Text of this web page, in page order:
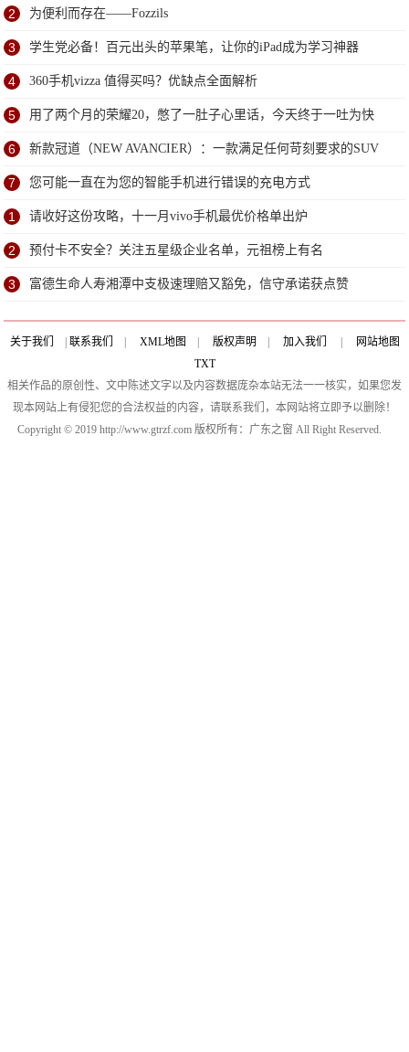
2 为便利而存在——Fozzils
3 学生党必备！百元出头的苹果笔，让你的iPad成为学习神器
4 360手机vizza 值得买吗？优缺点全面解析
5 用了两个月的荣耀20，憋了一肚子心里话，今天终于一吐为快
6 新款冠道（NEW AVANCIER）：一款满足任何苛刻要求的SUV
7 您可能一直在为您的智能手机进行错误的充电方式
1 请收好这份攻略，十一月vivo手机最优价格单出炉
2 预付卡不安全？关注五星级企业名单，元祖榜上有名
3 富德生命人寿湘潭中支极速理赔又豁免，信守承诺获点赞
关于我们 联系我们 XML地图 版权声明 加入我们
网站地图
TXT
相关作品的原创性、文中陈述文字以及内容数据庞杂本站无法一一核实，如果您发
现本网站上有侵犯您的合法权益的内容，请联系我们，本网站将立即予以删除！
Copyright © 2019 http://www.gtrzf.com 版权所有：广东之窗 All Right Reserved.